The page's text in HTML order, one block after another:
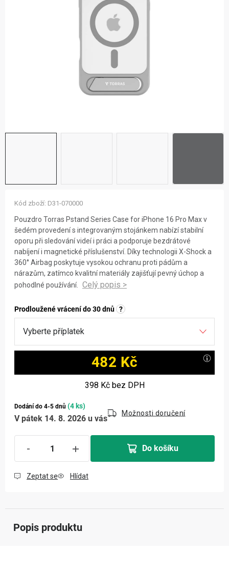
12 důvodů proč Gigamat Možnosti dopravy
Pouzdro Torras Pstand Series Case for iPhone 16 Pro Max v
šedém provedení s integrovaným stojánkem nabízí stabilní
oporu při sledování videí i práci a podporuje bezdrátové
nabíjení i magnetické příslušenství. Díky technologii X-Shock a
360° Airbag poskytuje vysokou ochranu proti pádům a
nárazům, zatímco kvalitní materiály zajišťují pevný úchop a
pohodlné používání.
Prodloužené vrácení do 30 dnů ?
482 Kč
398 Kčbez DPH
Dodání do 4-5 dnů (4 ks)
V pátek 14. 8. 2026 u vás
Možnosti doručení
Do košíku
Kód zboží: D31-070000
Zeptat se Hlídat
Popis produktu